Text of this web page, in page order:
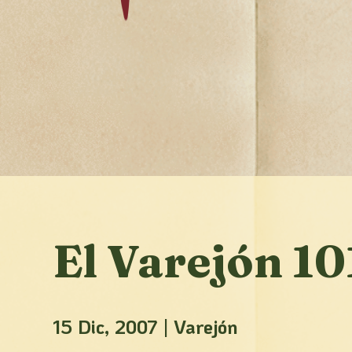
El Varejón
15 Dic, 2007 |Varejón